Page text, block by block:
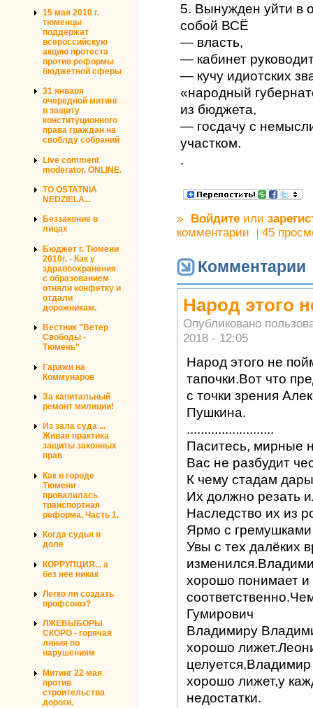
15 мая 2010 г.
тюменцы
поддержат
всероссийскую
акцию протеста
против реформы
бюджетной сферы
31 января
очередной митинг
в защиту
конституционного
права граждан на
своблду собраний
Live comment
moderator. ONLINE.
TO OSTATNIA
NEDZIELA...
Беззаконие в
лицах
Бюджет г. Тюмени
2010г. - Как у
здравоохранения
с образованием
отняли конфетку и
отдали
дорожникам.
Вестник "Ветер
Свободы -
Тюмень"
Гаражи на
Коммунаров
За капитальный
ремонт милиции!
Из зала суда ...
Живая практика
защиты законных
прав
Как в городе
Тюмени
провалилась
транспортная
реформа. Часть 1.
Когда судья в
доле
КОРРУПЦИЯ... а
без нее никак
Легко ли создать
профсоюз?
ЛЖЕВЫБОРЫ
СКОРО - горячая
линия по
нарушениям
Митинг 22 мая
против
строительства
дороги.
5. Вынужден уйти в
собой ВСЁ
— власть,
— кабинет
— кучу идиотских
«народный
из бюджета,
— госдачу с
участком.
.
» Войдите или
комментарии
45
Комментарии
Народ этого
Опубликовано
2018 - 12:05
Народ этого не
тапочки.Вот что
с точки зрения
Пушкина.
.........................
Паситесь, мирные
Вас не разбудит
К чему стадам
Их должно резать
Наследство их из
Ярмо с
Увы с тех далёких
хорошо понимает и
Гумирович
Владимиру
хорошо
хорошо лижет,у
недостатки.